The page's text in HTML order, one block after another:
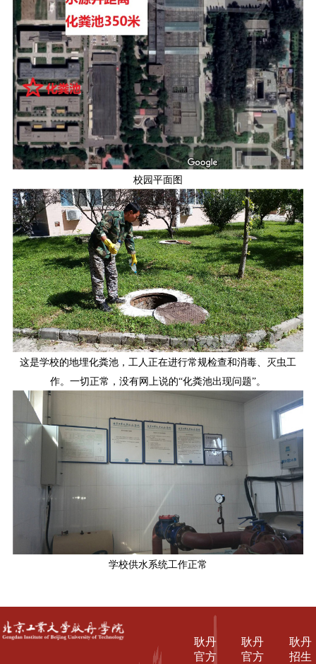
校园平面图
这是学校的地埋化粪池，工人正在进行常规检查和消毒、灭虫工
作。一切正常，没有网上说的“化粪池出现问题”。
学校供水系统工作正常
耿丹
招生
耿丹
官方
耿丹
官方